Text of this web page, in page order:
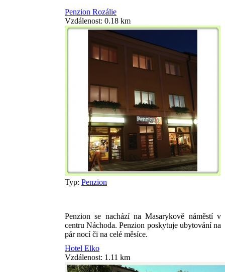
Penzion Rozálie
Vzdálenost: 0.18 km
Typ: Penzion
Penzion se nachází na Masarykově náměstí v
centru Náchoda. Penzion poskytuje ubytování na
pár nocí či na celé měsíce.
Hotel Elko
Vzdálenost: 1.11 km